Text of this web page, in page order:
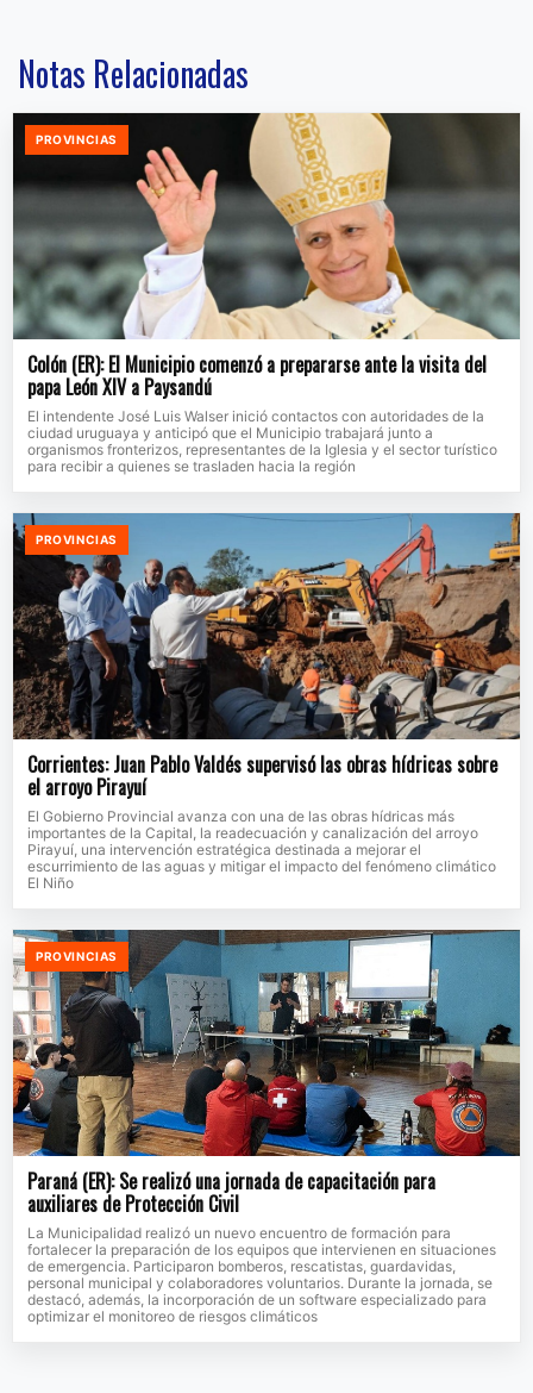
Notas Relacionadas
PROVINCIAS
Colón (ER): El Municipio comenzó a prepararse ante la visita del
papa León XIV a Paysandú
El intendente José Luis Walser inició contactos con autoridades de la
ciudad uruguaya y anticipó que el Municipio trabajará junto a
organismos fronterizos, representantes de la Iglesia y el sector turístico
para recibir a quienes se trasladen hacia la región
PROVINCIAS
Corrientes: Juan Pablo Valdés supervisó las obras hídricas sobre
el arroyo Pirayuí
El Gobierno Provincial avanza con una de las obras hídricas más
importantes de la Capital, la readecuación y canalización del arroyo
Pirayuí, una intervención estratégica destinada a mejorar el
escurrimiento de las aguas y mitigar el impacto del fenómeno climático
El Niño
PROVINCIAS
Paraná (ER): Se realizó una jornada de capacitación para
auxiliares de Protección Civil
La Municipalidad realizó un nuevo encuentro de formación para
fortalecer la preparación de los equipos que intervienen en situaciones
de emergencia. Participaron bomberos, rescatistas, guardavidas,
personal municipal y colaboradores voluntarios. Durante la jornada, se
destacó, además, la incorporación de un software especializado para
optimizar el monitoreo de riesgos climáticos